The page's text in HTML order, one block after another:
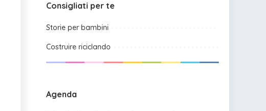
Consigliati per te
Storie per bambini
Costruire riciclando
Agenda